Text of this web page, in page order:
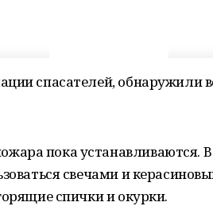
спасателей, обнаружили
пока устанавливаются.
свечами и
спички и окурки.